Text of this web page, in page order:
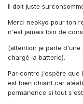
Il doit juste
Merci neokyo pour ton
n'est jamais loin de
(attention je parle
chargé la batterie).
Par contre j'espère que
est bien chiant car
permanence si tout